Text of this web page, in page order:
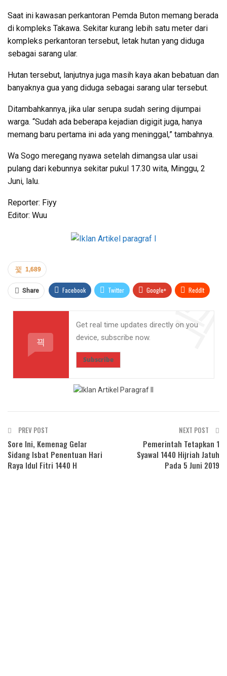
Saat ini kawasan perkantoran Pemda Buton memang berada
di kompleks Takawa. Sekitar kurang lebih satu meter dari
kompleks perkantoran tersebut, letak hutan yang diduga
sebagai sarang ular.
Hutan tersebut, lanjutnya juga masih kaya akan bebatuan dan
banyaknya gua yang diduga sebagai sarang ular tersebut.
Ditambahkannya, jika ular serupa sudah sering dijumpai
warga. “Sudah ada beberapa kejadian digigit juga, hanya
memang baru pertama ini ada yang meninggal,” tambahnya.
Wa Sogo meregang nyawa setelah dimangsa ular usai
pulang dari kebunnya sekitar pukul 17.30 wita, Minggu, 2
Juni, lalu.
Reporter: Fiyy
Editor: Wuu
1,689
Share Facebook Twitter Google+ ReddIt
WhatsApp
Get real time updates directly on you
device, subscribe now.
Subscribe
PREV POST
Sore Ini, Kemenag Gelar
Sidang Isbat Penentuan Hari
Raya Idul Fitri 1440 H
NEXT POST
Pemerintah Tetapkan 1
Syawal 1440 Hijriah Jatuh
Pada 5 Juni 2019